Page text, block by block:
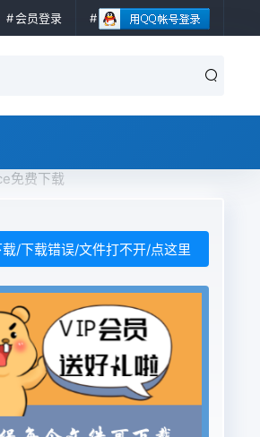
会员登录
免费下载
/下载错误/文件打不开/点这里